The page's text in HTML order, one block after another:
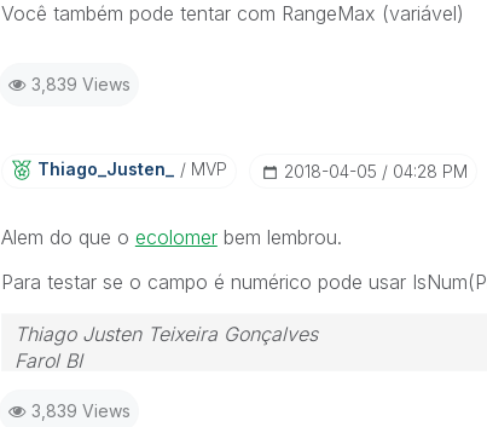
Você também pode tentar com RangeMax (variável)
3,839 Views
Thiago_Justen_ MVP ‎2018-04-05 04:28 PM
Alem do que o ecolomerbem lembrou.
Para testar se o campo é numérico pode usar
Thiago Justen Teixeira Gonçalves
Farol BI
Skype: justen.thiago
3,839 Views